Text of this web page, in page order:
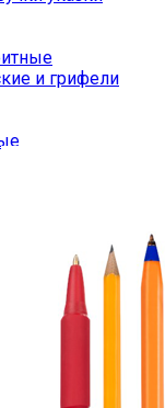
и грифели